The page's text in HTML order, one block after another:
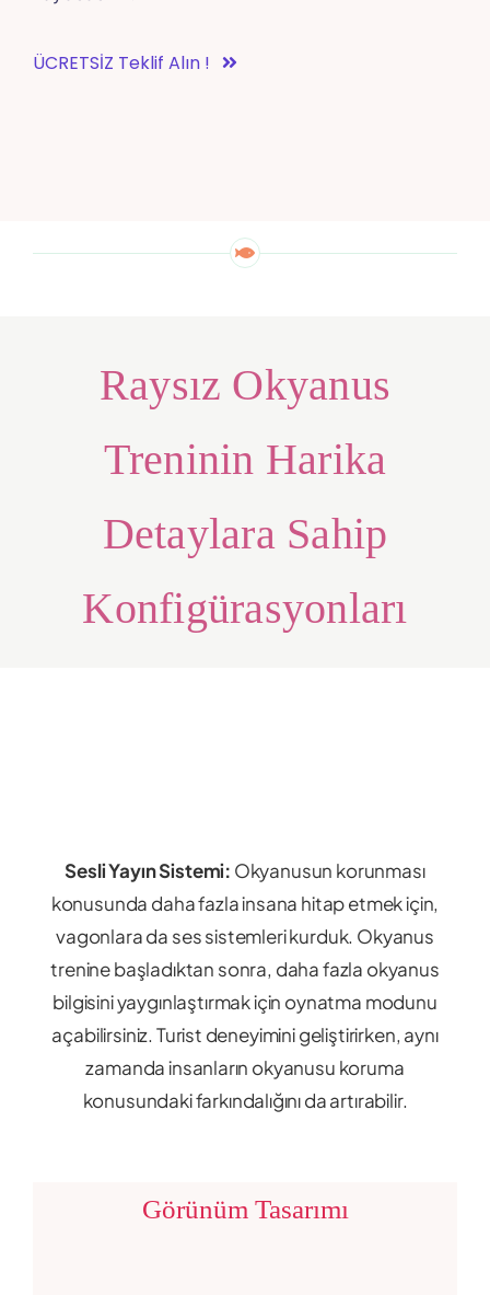
ÜCRETSİZ Teklif Alın !
Raysız Okyanus
Treninin Harika
Detaylara Sahip
Konfigürasyonları
Görünüm Tasarımı
Sesli Yayın Sistemi: Okyanusun korunması
konusunda daha fazla insana hitap etmek için,
vagonlara da ses sistemleri kurduk. Okyanus
trenine başladıktan sonra, daha fazla okyanus
bilgisini yaygınlaştırmak için oynatma modunu
açabilirsiniz. Turist deneyimini geliştirirken, aynı
zamanda insanların okyanusu koruma
konusundaki farkındalığını da artırabilir.